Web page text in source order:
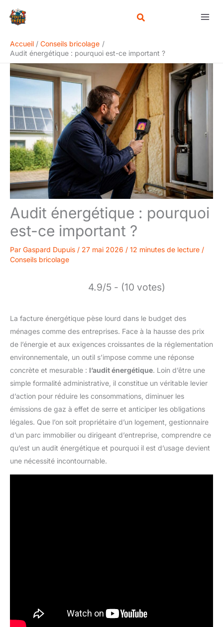
Accueil
Conseils bricolage
Audit énergétique : pourquoi est-ce important ?
Audit énergétique : pourquoi
est-ce important ?
Par Gaspard Dupuis / 27 mai 2026 / 12 minutes de lecture /
Conseils bricolage
4.9/5 - (10 votes)
La facture énergétique pèse lourd dans le budget des
ménages comme des entreprises. Face à la hausse des prix
de l’énergie et aux exigences croissantes de la réglementation
environnementale, un outil s’impose comme une réponse
concrète et mesurable : l’audit énergétique. Loin d’être une
simple formalité administrative, il constitue un véritable levier
d’action pour réduire les consommations, diminuer les
émissions de gaz à effet de serre et anticiper les obligations
légales. Que l’on soit propriétaire d’un logement, gestionnaire
d’un parc immobilier ou dirigeant d’entreprise, comprendre ce
qu’est un audit énergétique et pourquoi il est d’usage devient
une nécessité incontournable.